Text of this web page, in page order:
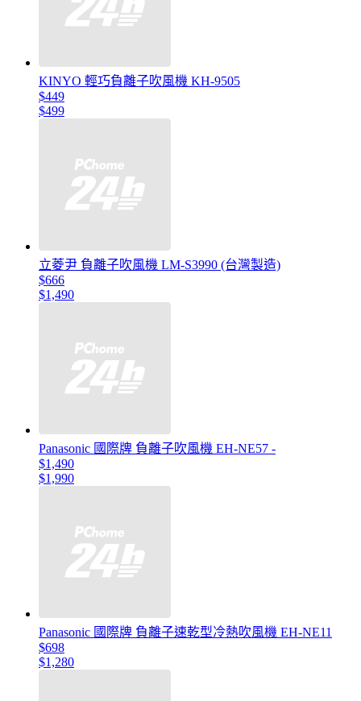
KINYO 輕巧負離子吹風機 KH-9505
$449
$499
立菱尹 負離子吹風機 LM-S3990 (台灣製造)
$666
$1,490
Panasonic 國際牌 負離子吹風機 EH-NE57 -
$1,490
$1,990
Panasonic 國際牌 負離子速乾型冷熱吹風機 EH-NE11
$698
$1,280